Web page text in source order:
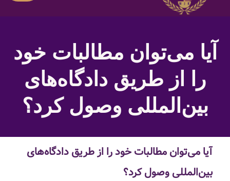
آیا می‌توان مطالبات خود
را از طریق دادگاه‌های
بین‌المللی وصول کرد؟
آیا می‌توان مطالبات خود را از طریق دادگاه‌های
بین‌المللی وصول کرد؟